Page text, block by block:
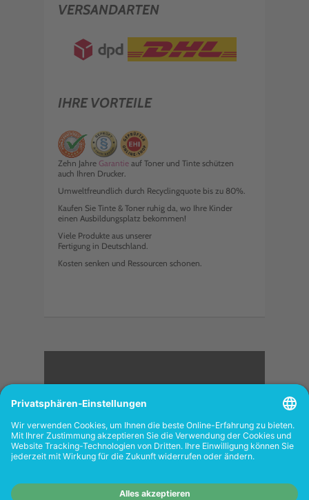
VERSANDARTEN
IHRE VORTEILE
Zehn Jahre Garantie auf Toner und Tinte schützen
auch Ihren Drucker.
Umweltfreundlich durch Recyclingquote bis zu 80%.
Kaufen Sie Tinte & Toner ruhig da, wo Ihre Kinder
einen Ausbildungsplatz bekommen!
Viele Produkte aus unserer
Fertigung in Deutschland.
Kosten senken und Ressourcen schonen.
<
FOLGEN SIE UNS